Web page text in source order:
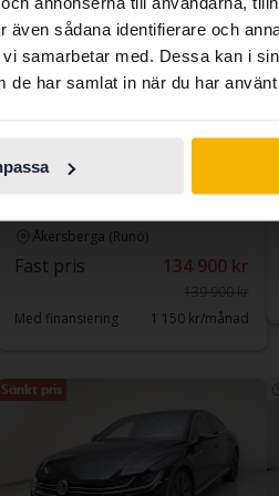
sådana identifierare och
samarbetar med. Dessa kan i
de har samlat in när du har
Volkswagen T-Roc
Åkersberga (Runö)
Fast pris 134 900 kr
139 900 kr
Med finansiering
1 150 kr/månad
Sänkt pris
and services.